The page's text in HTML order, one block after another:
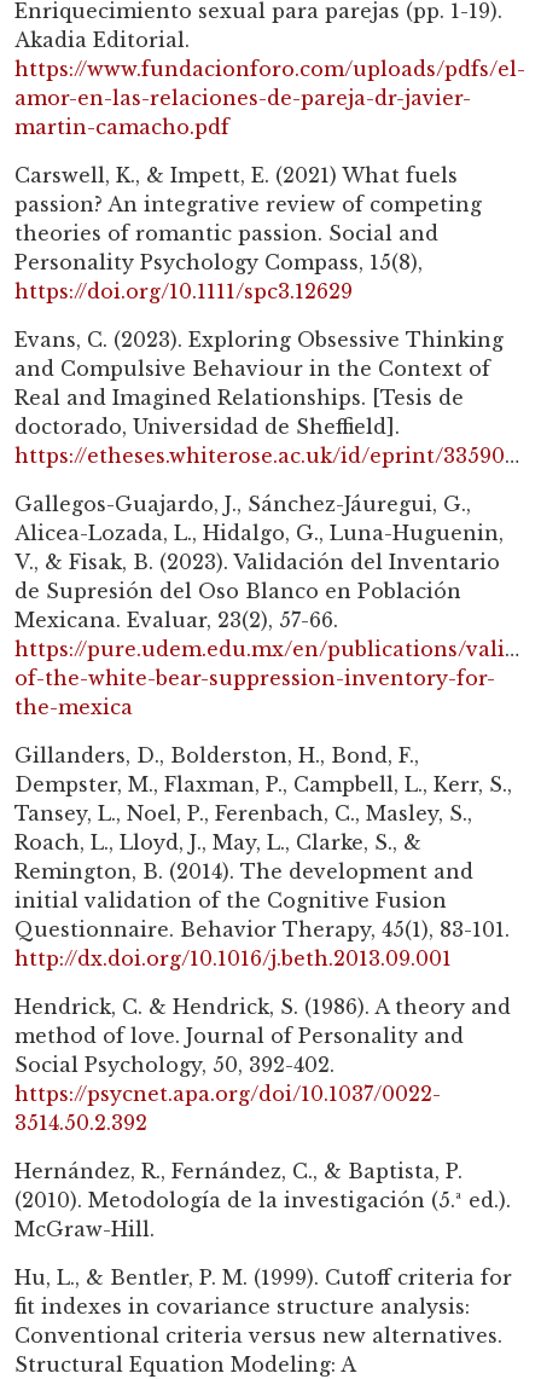
Enriquecimiento sexual para parejas (pp. 1-19).
Akadia Editorial.
https://www.fundacionforo.com/uploads/pdfs/el-
amor-en-las-relaciones-de-pareja-dr-javier-
martin-camacho.pdf
Carswell, K., & Impett, E. (2021) What fuels
passion? An integrative review of competing
theories of romantic passion. Social and
Personality Psychology Compass, 15(8),
https://doi.org/10.1111/spc3.12629
Evans, C. (2023). Exploring Obsessive Thinking
and Compulsive Behaviour in the Context of
Real and Imagined Relationships. [Tesis de
doctorado, Universidad de Sheffield].
https://etheses.whiterose.ac.uk/id/eprint/33590/1/Evans%20Chloe%20176.20.pdf
Gallegos-Guajardo, J., Sánchez-Jáuregui, G.,
Alicea-Lozada, L., Hidalgo, G., Luna-Huguenin,
V., & Fisak, B. (2023). Validación del Inventario
de Supresión del Oso Blanco en Población
Mexicana. Evaluar, 23(2), 57-66.
https://pure.udem.edu.mx/en/publications/
of-the-white-bear-suppression-inventory-for-
the-mexica
Gillanders, D., Bolderston, H., Bond, F.,
Dempster, M., Flaxman, P., Campbell, L., Kerr, S.,
Tansey, L., Noel, P., Ferenbach, C., Masley, S.,
Roach, L., Lloyd, J., May, L., Clarke, S., &
Remington, B. (2014). The development and
initial validation of the Cognitive Fusion
Questionnaire. Behavior Therapy, 45(1), 83-101.
http://dx.doi.org/10.1016/j.beth.2013.09.001
Hendrick, C. & Hendrick, S. (1986). A theory and
method of love. Journal of Personality and
Social Psychology, 50, 392-402.
https://psycnet.apa.org/doi/10.1037/0022-
3514.50.2.392
Hernández, R., Fernández, C., & Baptista, P.
(2010). Metodología de la investigación (5.ª ed.).
McGraw-Hill.
Hu, L., & Bentler, P. M. (1999). Cutoff criteria for
fit indexes in covariance structure analysis:
Conventional criteria versus new alternatives.
Structural Equation Modeling: A